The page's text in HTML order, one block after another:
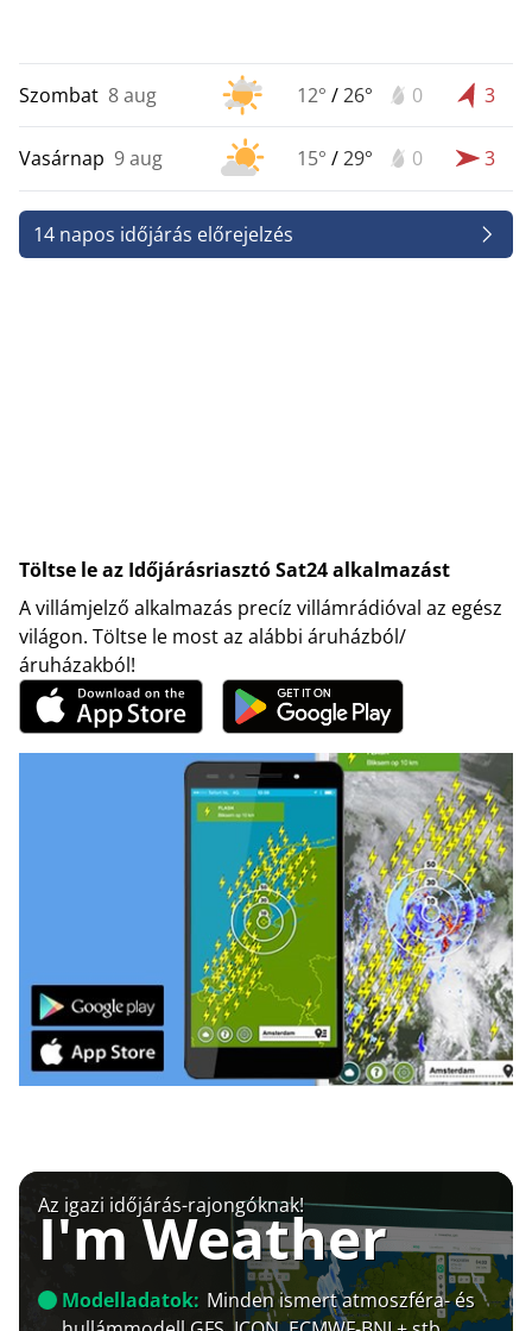
Szombat 8 aug 12° /26° 0 3
Vasárnap 9 aug 15° /29° 0 3
14 napos időjárás előrejelzés
Töltse le az Időjárásriasztó Sat24 alkalmazást
A villámjelző alkalmazás precíz villámrádióval az egész
világon. Töltse le most az alábbi áruházból/
áruházakból!
Az igazi időjárás-rajongóknak!
I'm Weather
Modelladatok: Minden ismert atmoszféra- és